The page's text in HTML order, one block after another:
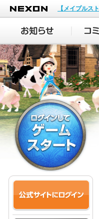
NEXON
【メイプルス